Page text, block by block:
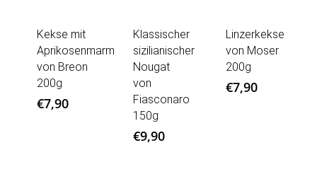
Kekse mit
Aprikosenmarmelade
von Breon
200g
€7,90
Klassischer
sizilianischer
Nougat
von
Fiasconaro
150g
€9,90
Linzerkekse
von Moser
200g
€7,90